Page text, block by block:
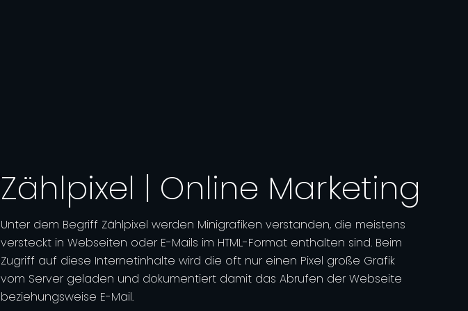
Zählpixel | Online Marketing
Unter dem Begriff Zählpixel werden Minigrafiken verstanden, die meistens
versteckt in Webseiten oder E-Mails im HTML-Format enthalten sind. Beim
Zugriff auf diese Internetinhalte wird die oft nur einen Pixel große Grafik
vom Server geladen und dokumentiert damit das Abrufen der Webseite
beziehungsweise E-Mail.